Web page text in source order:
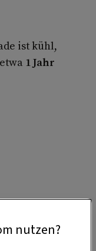
ist kühl,
1 Jahr
nutzen?